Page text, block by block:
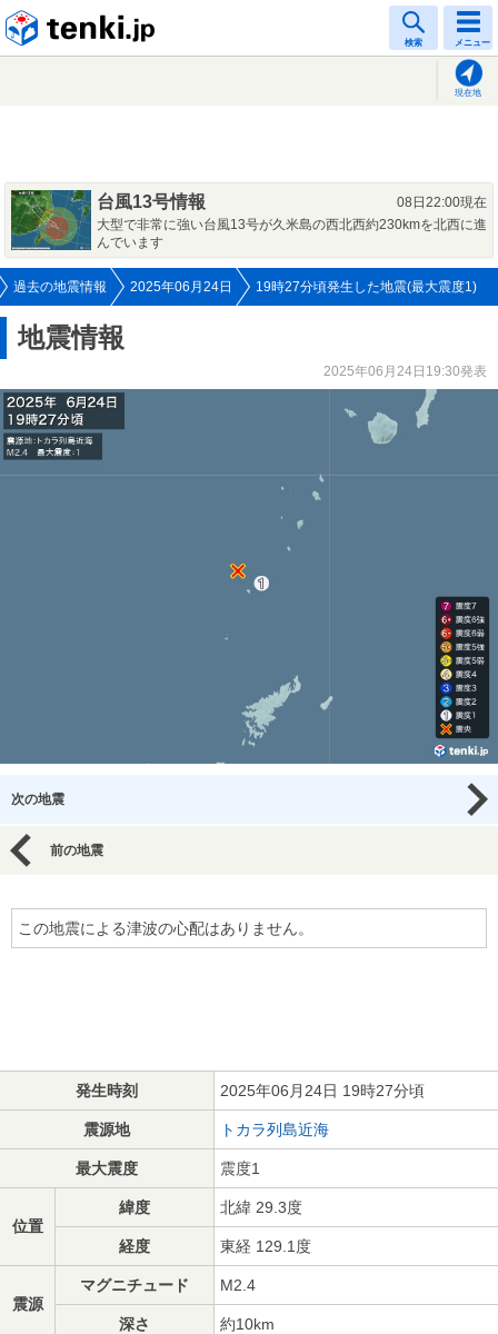
検索 メニュー
現在地
台風13号情報
08日22:00現在
大型で非常に強い台風13号が久米島の西北西約230kmを北西に進
んでいます
過去の地震情報 2025年06月24日 19時27分頃発生した地震(最大震度1)
地震情報
2025年06月24日19:30発表
次の地震
前の地震
この地震による津波の心配はありません。
発生時刻 2025年06月24日 19時27分頃
震源地 トカラ列島近海
最大震度 震度1
位置
緯度 北緯 29.3度
経度 東経 129.1度
震源
マグニチュード M2.4
深さ 約10km